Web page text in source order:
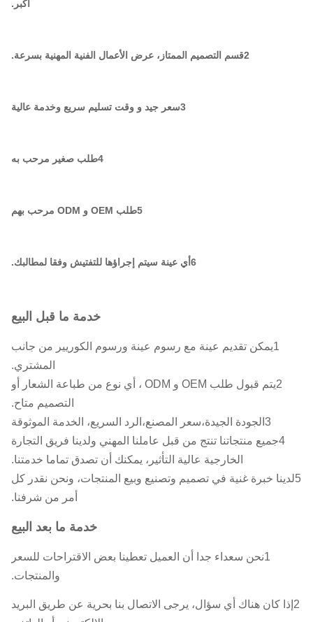
أكبر.
2قسم التصميم الممتاز، عرض الأعمال الفنية المهنية بسرعة.
3سعر جيد و وقت تسليم سريع وخدمة عالية
4طلب صغير مرحب به
5طلب OEM و ODM مرحب بهم
6أي عينة سيتم إجراؤها للتفتيش وفقا لمطالبك.
خدمة ما قبل البيع
1يمكن تقديم عينة مع رسوم عينة ورسوم الكوريير من جانب
المشتري.
2يتم قبول طلب OEM و ODM ، أي نوع من طباعة الشعار أو
التصميم متاح.
3الجودة الجيدة،سعر المصنع،الرد السريع، الخدمة الموثوقة
4جميع منتجاتنا تنتج من قبل عاملنا المهني ولدينا فريق التجارة
الخارجية عالية التأثير، يمكنك أن تصدق تماما خدمتنا.
5لدينا خبرة غنية في تصميم وتصنيع وبيع المنتجات، ونحن نقدر كل
أمر من شرفنا.
خدمة ما بعد البيع
1نحن سعداء جدا أن العميل تعطينا بعض الاقتراحات للسعر
والمنتجات.
2إذا كان هناك أي سؤال، يرجى الاتصال بنا بحرية عن طريق البريد